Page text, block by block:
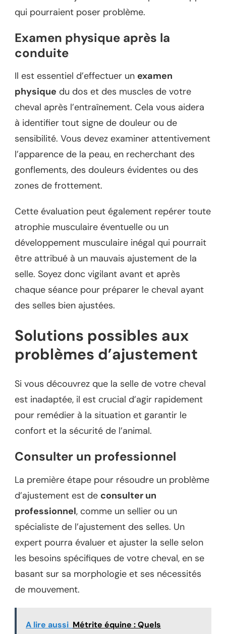
qui pourraient poser problème.
Examen physique après la
conduite
Il est essentiel d’effectuer un examen
physique du dos et des muscles de votre
cheval après l’entraînement. Cela vous aidera
à identifier tout signe de douleur ou de
sensibilité. Vous devez examiner attentivement
l’apparence de la peau, en recherchant des
gonflements, des douleurs évidentes ou des
zones de frottement.
Cette évaluation peut également repérer toute
atrophie musculaire éventuelle ou un
développement musculaire inégal qui pourrait
être attribué à un mauvais ajustement de la
selle. Soyez donc vigilant avant et après
chaque séance pour préparer le cheval ayant
des selles bien ajustées.
Solutions possibles aux
problèmes d’ajustement
Si vous découvrez que la selle de votre cheval
est inadaptée, il est crucial d’agir rapidement
pour remédier à la situation et garantir le
confort et la sécurité de l’animal.
Consulter un professionnel
La première étape pour résoudre un problème
d’ajustement est de consulter un
professionnel, comme un sellier ou un
spécialiste de l’ajustement des selles. Un
expert pourra évaluer et ajuster la selle selon
les besoins spécifiques de votre cheval, en se
basant sur sa morphologie et ses nécessités
de mouvement.
A lire aussi Métrite équine : Quels